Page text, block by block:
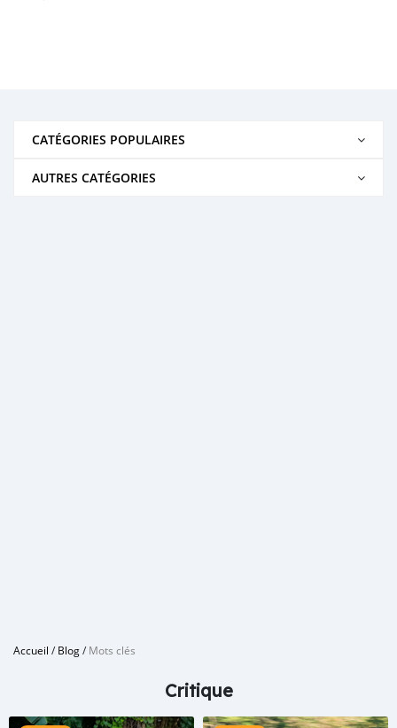
CATÉGORIES POPULAIRES
AUTRES CATÉGORIES
Accueil /Blog/Mots clés
Critique